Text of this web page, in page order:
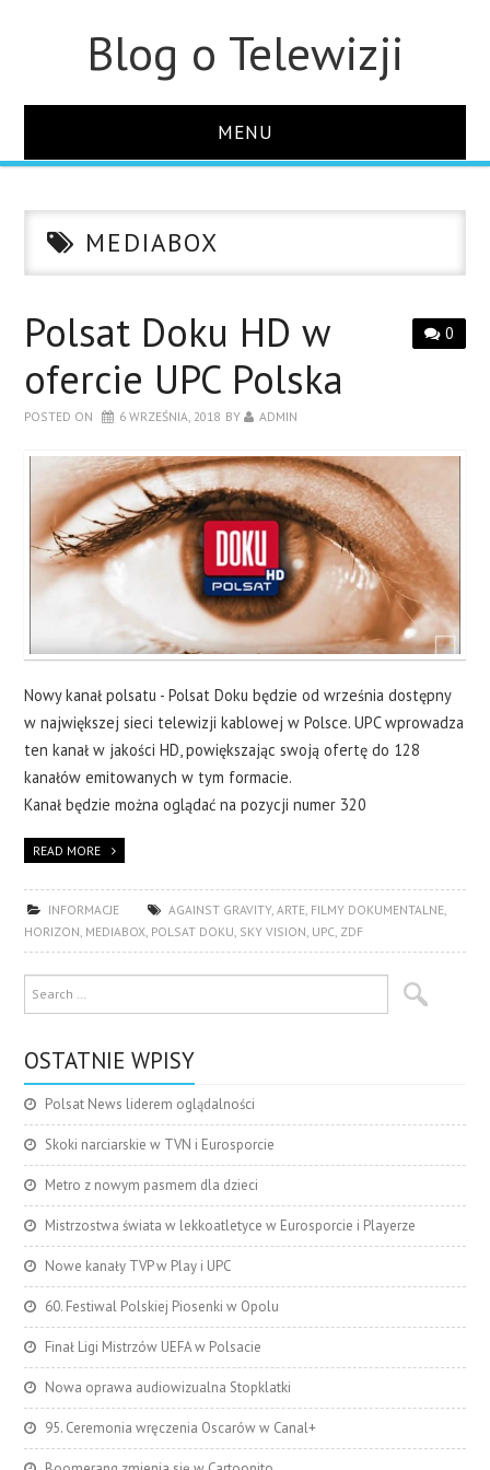
Blog o Telewizji
MENU
O STRONIEMEDIABOX
0
Polsat Doku HD w
ofercie UPC Polska
POSTED ON 6 WRZEŚNIA, 2018 BY ADMIN
Nowy kanał polsatu - Polsat Doku będzie od września dostępny
w największej sieci telewizji kablowej w Polsce. UPC wprowadza
ten kanał w jakości HD, powiększając swoją ofertę do 128
kanałów emitowanych w tym formacie.
Kanał będzie można oglądać na pozycji numer 320
READ MORE
INFORMACJE AGAINST GRAVITY,ARTE, FILMY DOKUMENTALNE,
HORIZON, MEDIABOX, POLSAT DOKU, SKY VISION, UPC, ZDF
OSTATNIE WPISY
Polsat News liderem oglądalności
Skoki narciarskie w TVN i Eurosporcie
Metro z nowym pasmem dla dzieci
Mistrzostwa świata w lekkoatletyce w Eurosporcie i Playerze
Nowe kanały TVP w Play i UPC
60. Festiwal Polskiej Piosenki w Opolu
Finał Ligi Mistrzów UEFA w Polsacie
Nowa oprawa audiowizualna Stopklatki
95. Ceremonia wręczenia Oscarów w Canal+